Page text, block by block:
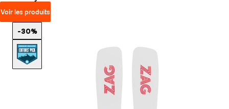
Voir les produits
-30%